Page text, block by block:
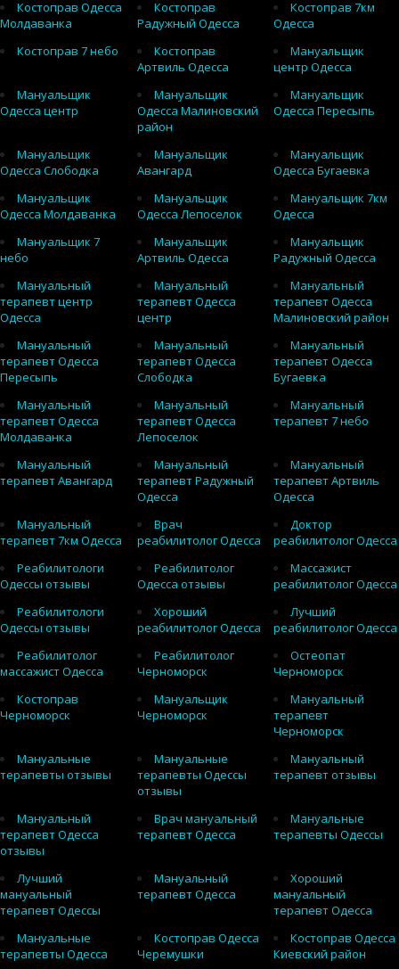
Костоправ Одесса
Молдаванка
Костоправ
Радужный Одесса
Костоправ 7км
Одесса
Костоправ 7 небо
Костоправ
Артвиль Одесса
Мануальщик
центр Одесса
Мануальщик
Одесса центр
Мануальщик
Одесса Малиновский
район
Мануальщик
Одесса Пересыпь
Мануальщик
Одесса Слободка
Мануальщик
Авангард
Мануальщик
Одесса Бугаевка
Мануальщик
Одесса Молдаванка
Мануальщик
Одесса Лепоселок
Мануальщик 7км
Одесса
Мануальщик 7
небо
Мануальщик
Артвиль Одесса
Мануальщик
Радужный Одесса
Мануальный
терапевт центр
Одесса
Мануальный
терапевт Одесса
центр
Мануальный
терапевт Одесса
Малиновский район
Мануальный
терапевт Одесса
Пересыпь
Мануальный
терапевт Одесса
Слободка
Мануальный
терапевт Одесса
Бугаевка
Мануальный
терапевт Одесса
Молдаванка
Мануальный
терапевт Одесса
Лепоселок
Мануальный
терапевт 7 небо
Мануальный
терапевт Авангард
Мануальный
терапевт Радужный
Одесса
Мануальный
терапевт Артвиль
Одесса
Мануальный
терапевт 7км Одесса
Врач
реабилитолог Одесса
Доктор
реабилитолог Одесса
Реабилитологи
Одессы отзывы
Реабилитолог
Одесса отзывы
Массажист
реабилитолог Одесса
Реабилитологи
Одессы отзывы
Хороший
реабилитолог Одесса
Лучший
реабилитолог Одесса
Реабилитолог
массажист Одесса
Реабилитолог
Черноморск
Остеопат
Черноморск
Костоправ
Черноморск
Мануальщик
Черноморск
Мануальный
терапевт
Черноморск
Мануальные
терапевты отзывы
Мануальные
терапевты Одессы
отзывы
Мануальный
терапевт отзывы
Мануальный
терапевт Одесса
отзывы
Врач мануальный
терапевт Одесса
Мануальные
терапевты Одессы
Лучший
мануальный
терапевт Одессы
Мануальный
терапевт Одесса
Хороший
мануальный
терапевт Одесса
Мануальные
терапевты Одесса
Костоправ Одесса
Черемушки
Костоправ Одесса
Киевский район